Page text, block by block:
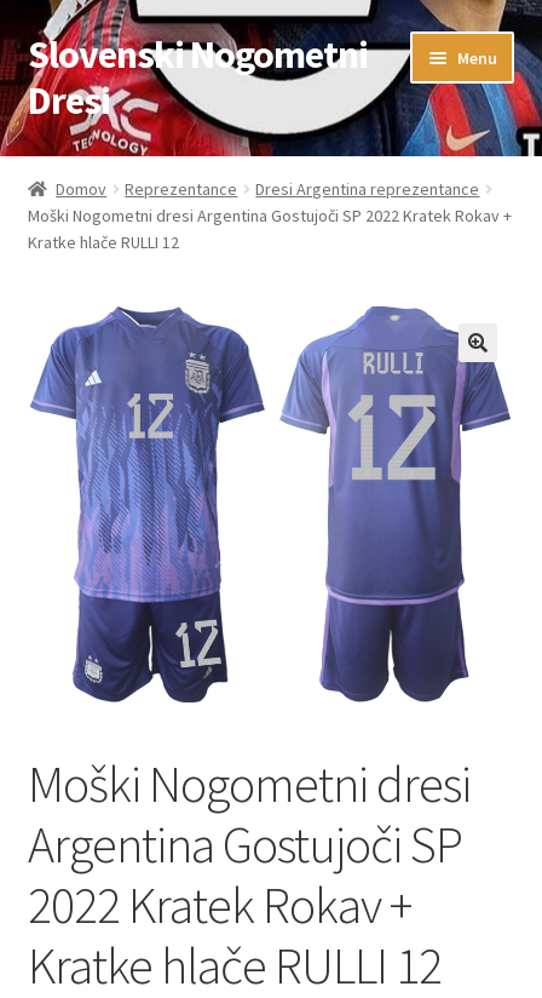
Skip
to
navigation
Skip
to
content
Slovenski Nogometni
Dresi
Menu
Domov
Blog
Kontaktiraj nas
Košarica
Moj račun
Trgovina
Zaključek nakupa
Domov Reprezentance
Dresi Argentina reprezentance
Moški Nogometni dresi Argentina Gostujoči SP 2022 Kratek Rokav +
Kratke hlače RULLI 12
Moški Nogometni dresi
Argentina Gostujoči SP
2022 Kratek Rokav +
Kratke hlače RULLI 12